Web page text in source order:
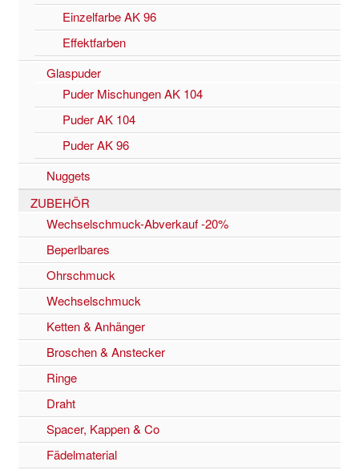
Einzelfarbe AK 96
Effektfarben
Glaspuder
Puder Mischungen AK 104
Puder AK 104
Puder AK 96
Nuggets
ZUBEHÖR
Wechselschmuck-Abverkauf -20%
Beperlbares
Ohrschmuck
Wechselschmuck
Ketten & Anhänger
Broschen & Anstecker
Ringe
Draht
Spacer, Kappen & Co
Fädelmaterial